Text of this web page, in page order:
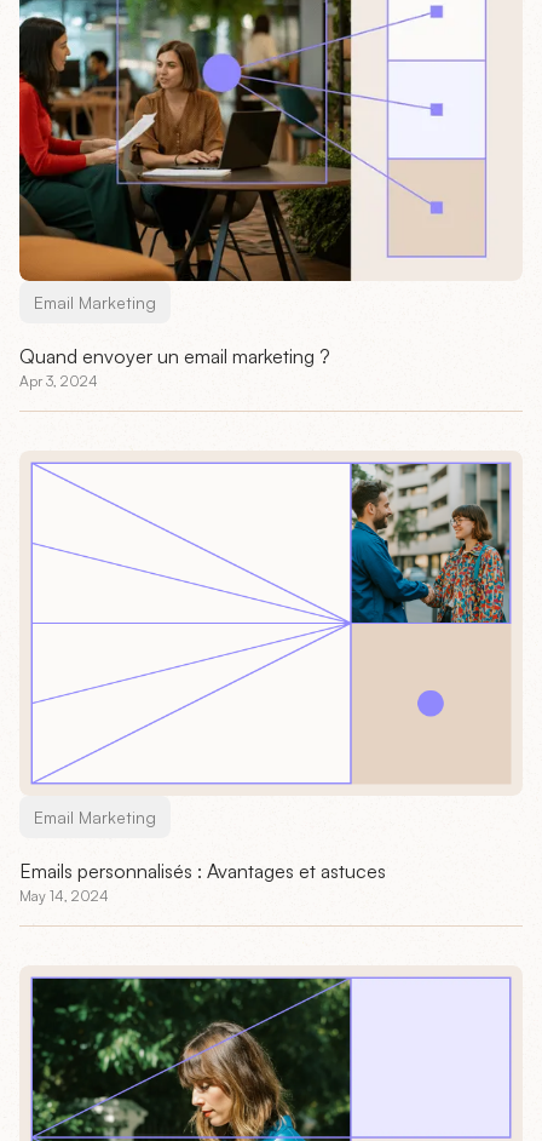
Email Marketing
Quand envoyer un email marketing ?
Apr 3, 2024
Email Marketing
Emails personnalisés : Avantages et astuces
May 14, 2024